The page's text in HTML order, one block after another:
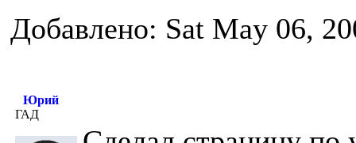
Добавлено: Sat May 06,
Юрий
ГАД